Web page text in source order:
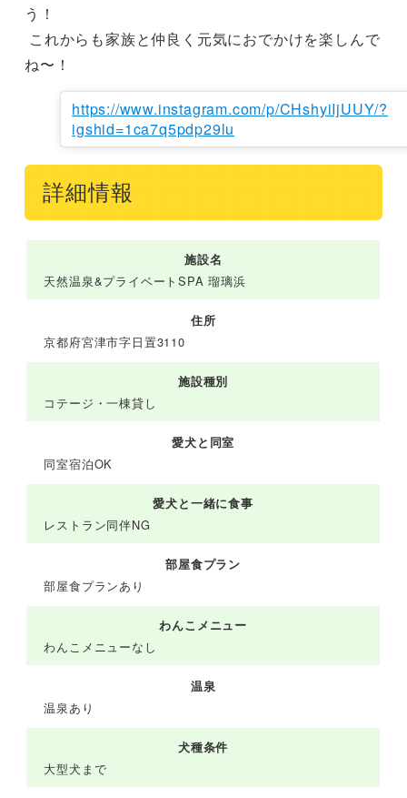
う！
ね〜！
https://www.instagram.com/p/CHshyiIjUUY/?
igshid=1ca7q5pdp29lu
詳細情報
施設名
天然温泉&プライベートSPA 瑠璃浜
住所
京都府宮津市字日置3110
施設種別
コテージ・一棟貸し
愛犬と同室
同室宿泊OK
愛犬と一緒に食事
レストラン同伴NG
部屋食プラン
部屋食プランあり
わんこメニュー
わんこメニューなし
温泉
温泉あり
犬種条件
大型犬まで